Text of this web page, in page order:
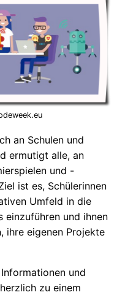
an Schulen und
ermutigt alle, an
und -
ist es, Schülerinnen
Umfeld in die
einzuführen und ihnen
ihre eigenen Projekte
und
zu einem